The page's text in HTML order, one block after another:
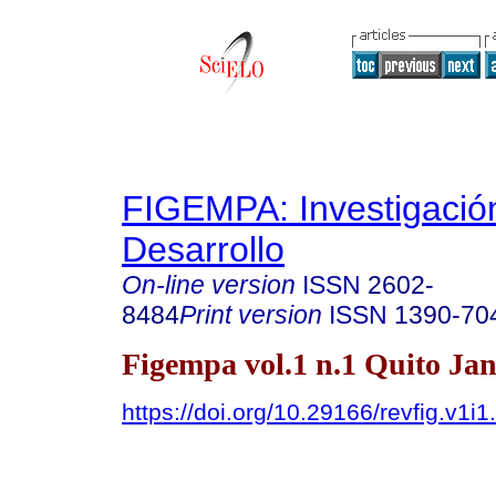
FIGEMPA:
Desarrollo
On-line version ISSN 2602-
8484Print version ISSN 1390-
Figempa vol.1 n.1 Quito
https://doi.org/10.29166/